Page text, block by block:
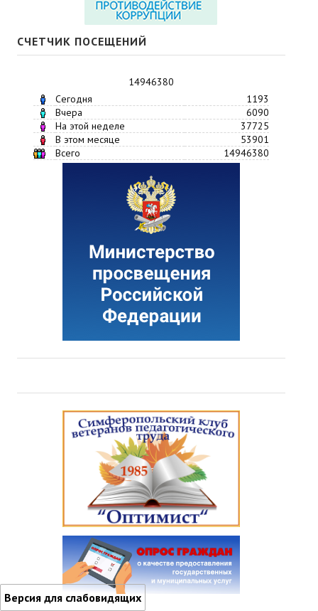
СЧЕТЧИК ПОСЕЩЕНИЙ
14946380
Сегодня
1193
Вчера
6090
На этой неделе
37725
В этом месяце
53901
Всего
14946380
Версия для слабовидящих